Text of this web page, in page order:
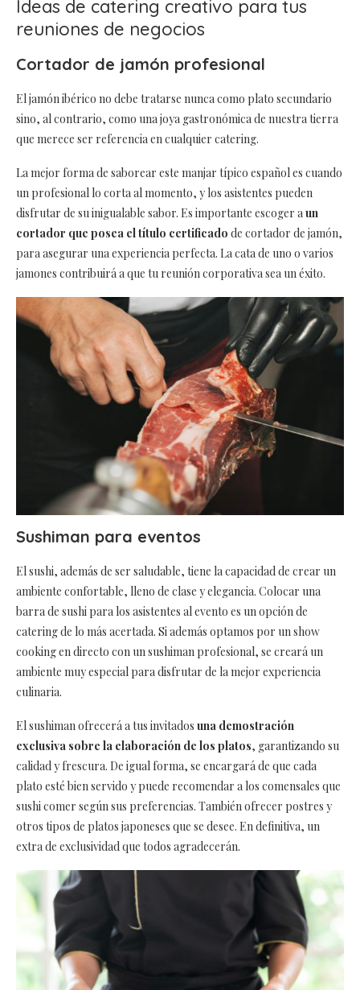
Ideas de catering creativo para tus
reuniones de negocios
Cortador de jamón profesional
El jamón ibérico no debe tratarse nunca como plato secundario
sino, al contrario, como una joya gastronómica de nuestra tierra
que merece ser referencia en cualquier catering.
La mejor forma de saborear este manjar típico español es cuando
un profesional lo corta al momento, y los asistentes pueden
disfrutar de su inigualable sabor. Es importante escoger a un
cortador que posea el título certificado de cortador de jamón,
para asegurar una experiencia perfecta. La cata de uno o varios
jamones contribuirá a que tu reunión corporativa sea un éxito.
Sushiman para eventos
El sushi, además de ser saludable, tiene la capacidad de crear un
ambiente confortable, lleno de clase y elegancia. Colocar una
barra de sushi para los asistentes al evento es un opción de
catering de lo más acertada. Si además optamos por un show
cooking en directo con un sushiman profesional, se creará un
ambiente muy especial para disfrutar de la mejor experiencia
culinaria.
El sushiman ofrecerá a tus invitados una demostración
exclusiva sobre la elaboración de los platos, garantizando su
calidad y frescura. De igual forma, se encargará de que cada
plato esté bien servido y puede recomendar a los comensales que
sushi comer según sus preferencias. También ofrecer postres y
otros tipos de platos japoneses que se desee. En definitiva, un
extra de exclusividad que todos agradecerán.